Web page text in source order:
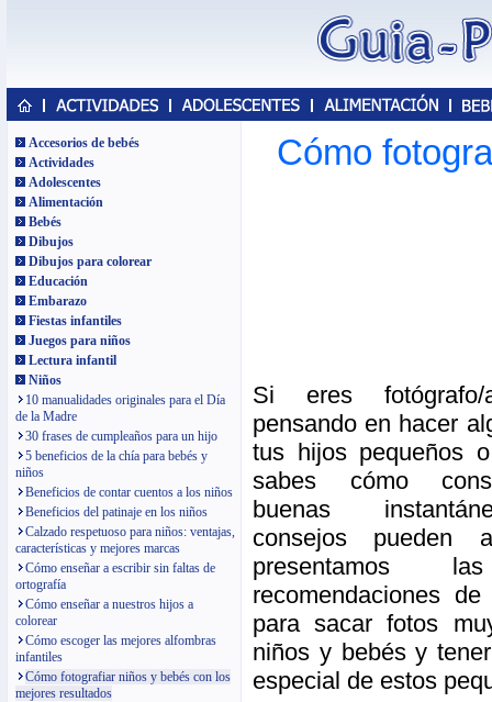
Accesorios de bebés
Actividades
Adolescentes
Alimentación
Bebés
Dibujos
Dibujos para colorear
Educación
Embarazo
Fiestas infantiles
Juegos para niños
Lectura infantil
Niños
10 manualidades originales para el Día
de la Madre
30 frases de cumpleaños para un hijo
5 beneficios de la chía para bebés y
niños
Beneficios de contar cuentos a los niños
Beneficios del patinaje en los niños
Calzado respetuoso para niños: ventajas,
características y mejores marcas
Cómo enseñar a escribir sin faltas de
ortografía
Cómo enseñar a nuestros hijos a
colorear
Cómo escoger las mejores alfombras
infantiles
Cómo fotografiar niños y bebés con los
mejores resultados
Cómo
Si eres
pensando en hacer
tus hijos pequeños
sabes cómo
buenas
consejos pueden
presentamos
recomendaciones
para sacar fotos
niños y bebés y
especial de estos